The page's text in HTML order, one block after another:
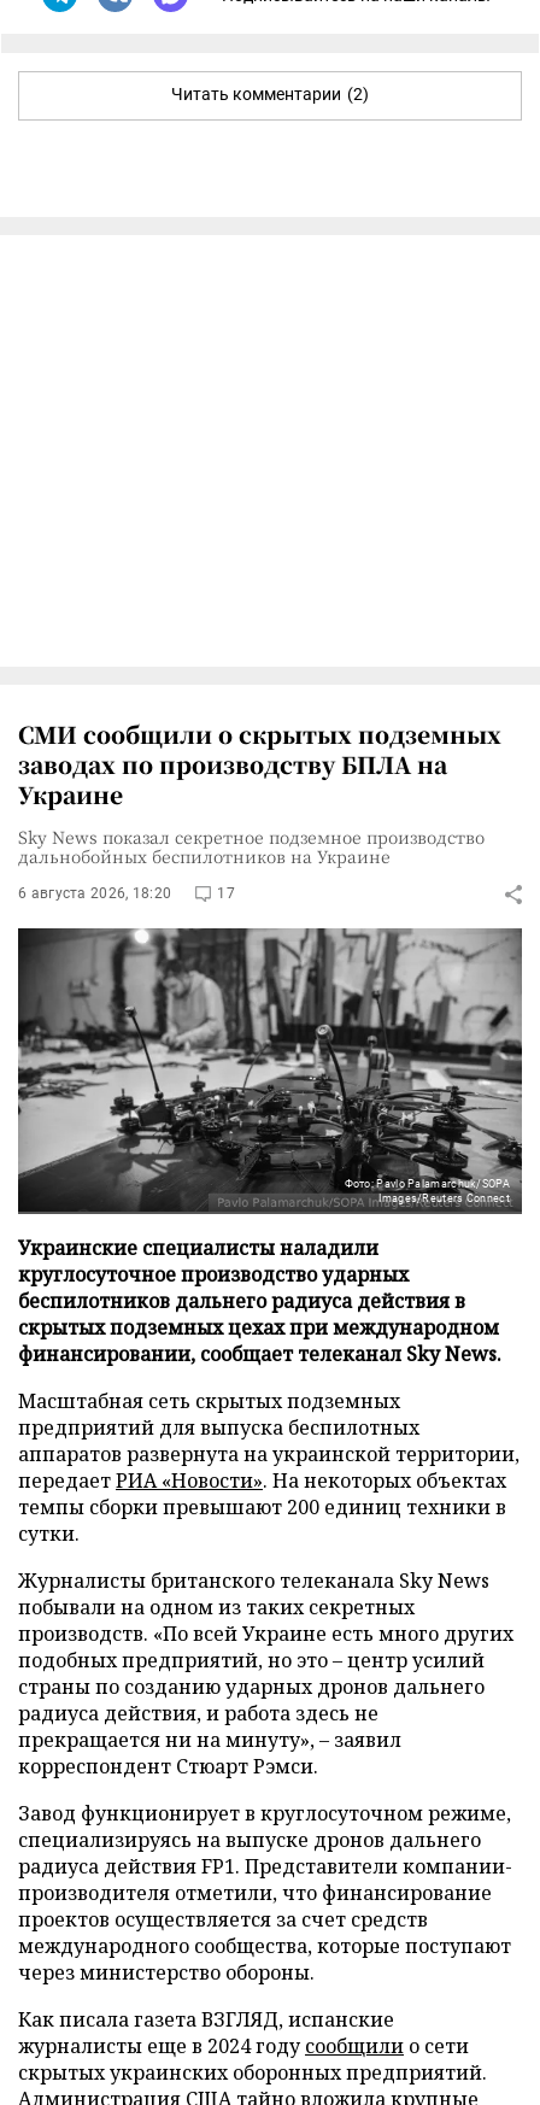
Читать комментарии (2)
СМИ сообщили о скрытых подземных
заводах по производству БПЛА на
Украине
Sky News показал секретное подземное производство
дальнобойных беспилотников на Украине
6 августа 2026, 18:20 17
Фото: Pavlo Palamarchuk/SOPA
Images/Reuters Connect
Украинские специалисты наладили
круглосуточное производство ударных
беспилотников дальнего радиуса действия в
скрытых подземных цехах при международном
финансировании, сообщает телеканал Sky News.
Масштабная сеть скрытых подземных
предприятий для выпуска беспилотных
аппаратов развернута на украинской территории,
передаетРИА «Новости». На некоторых объектах
темпы сборки превышают 200 единиц техники в
сутки.
Журналисты британского телеканала Sky News
побывали на одном из таких секретных
производств. «По всей Украине есть много других
подобных предприятий, но это – центр усилий
страны по созданию ударных дронов дальнего
радиуса действия, и работа здесь не
прекращается ни на минуту», – заявил
корреспондент Стюарт Рэмси.
Завод функционирует в круглосуточном режиме,
специализируясь на выпуске дронов дальнего
радиуса действия FP1. Представители компании-
производителя отметили, что финансирование
проектов осуществляется за счет средств
международного сообщества, которые поступают
через министерство обороны.
Как писала газета ВЗГЛЯД, испанские
журналисты еще в 2024 годусообщили о сети
скрытых украинских оборонных предприятий.
Администрация США тайновложила крупные